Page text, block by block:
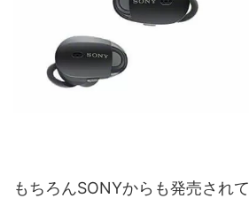
もちろんSONYからも発売され